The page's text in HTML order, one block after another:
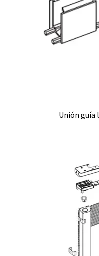
Unión guía